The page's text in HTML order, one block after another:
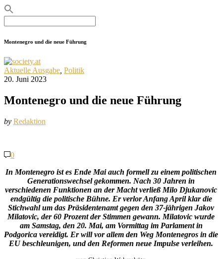
for:
Montenegro und die neue Führung
Aktuelle Ausgabe Politik
20. Juni 2023
Montenegro und die neue Führung
by Redaktion
0
In Montenegro ist es Ende Mai auch formell zu einem politischen
Generations­wechsel gekommen. Nach 30 Jahren in
verschiedenen Funktionen an der Macht verließ Milo Djukanovic
endgültig die politische Bühne. Er verlor Anfang April klar die
Stichwahl um das Präsidentenamt gegen den 37-jährigen Jakov
Milatovic, der 60 Prozent der Stimmen gewann. Milatovic wurde
am Samstag, den 20. Mai, am Vormittag im Parlament in
Podgorica vereidigt. Er will vor allem den Weg Montenegros in die
EU beschleunigen, und den Reformen neue Impulse verleihen.